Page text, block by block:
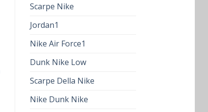
Scarpe Nike
Jordan1
Nike Air Force1
Dunk Nike Low
Scarpe Della Nike
Nike Dunk Nike